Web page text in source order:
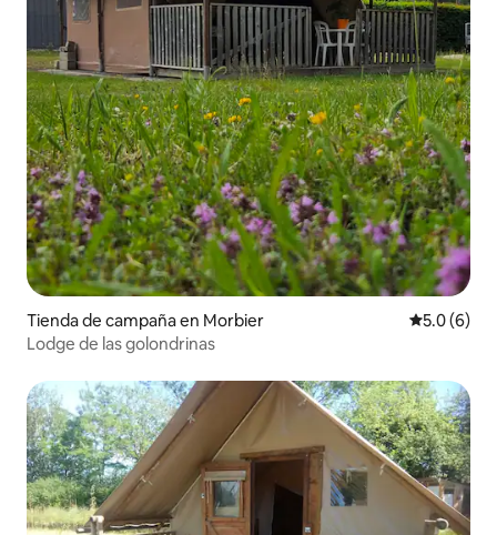
Tienda de campaña en Morbier
5.0 (6)
Lodge de las golondrinas